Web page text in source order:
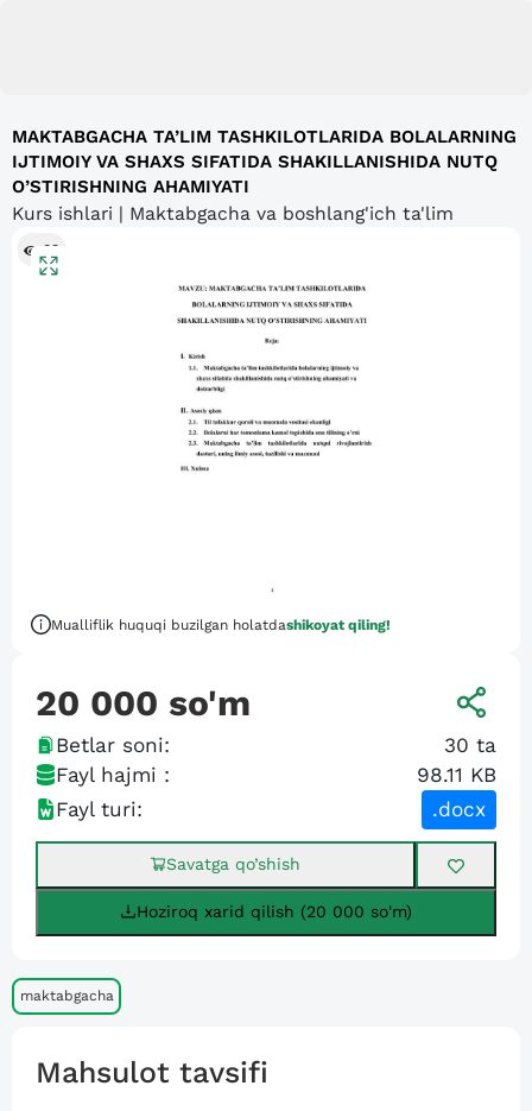
MAKTABGACHA TA’LIM TASHKILOTLARIDA BOLALARNING
IJTIMOIY VA SHAXS SIFATIDA SHAKILLANISHIDA NUTQ
O’STIRISHNING AHAMIYATI
Kurs ishlari | Maktabgacha va boshlang'ich ta'lim
83
Mualliflik huquqi buzilgan holatdashikoyat qiling!
20 000 so'm
Betlar soni: 30 ta
Fayl hajmi :
98.11 KB
Fayl turi:
.docx
Savatga qo’shish
Hoziroq xarid qilish (20 000 so'm)
maktabgacha
Mahsulot tavsifi